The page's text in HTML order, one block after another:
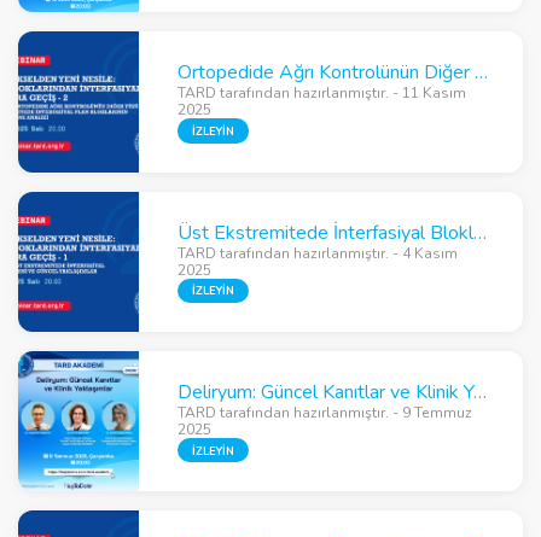
Ortopedide Ağrı Kontrolünün Diğer Yüzü: Alt ekstremitede İnterfasiyal Plan Bloklarının Der. Analizi
TARD tarafından hazırlanmıştır. - 11 Kasım
2025
İZLEYİN
Üst Ekstremitede İnterfasiyal Bloklarla Yeni ve Güncel Yaklaşımlar
TARD tarafından hazırlanmıştır. - 4 Kasım
2025
İZLEYİN
Deliryum: Güncel Kanıtlar ve Klinik Yaklaşımlar
TARD tarafından hazırlanmıştır. - 9 Temmuz
2025
İZLEYİN